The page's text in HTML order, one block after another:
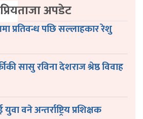
ताजा अपडेट
प्रतिवन्ध पछि सल्लाहकार रेशु
सासु रविना देशराज श्रेष्ठ विवाह
वने अन्तर्राष्ट्रिय प्रशिक्षक